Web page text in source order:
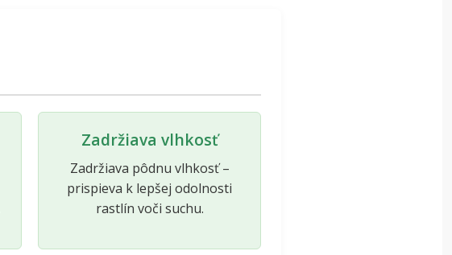
Zadržiava vlhkosť
Zadržiava pôdnu vlhkosť –
prispieva k lepšej odolnosti
rastlín voči suchu.